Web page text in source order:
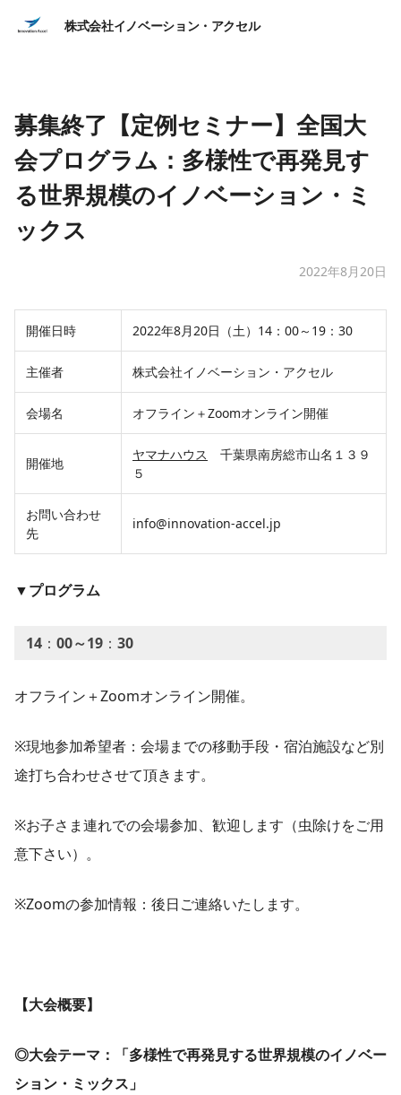
株式会社イノベーション・アクセル
募集終了【定例セミナー】全国大
会プログラム：多様性で再発見す
る世界規模のイノベーション・ミ
ックス
2022年8月20日
開催日時 2022年8月20日（土）14：00～19：30
主催者 株式会社イノベーション・アクセル
会場名 オフライン＋Zoomオンライン開催
開催地
ヤマナハウス
千葉県南房総市山名１３９
５
お問い合わせ
先
info@innovation-accel.jp
▼プログラム
14： 00～19： 30
オフライン＋Zoomオンライン開催。
※現地参加希望者：会場までの移動手段・宿泊施設など別
途打ち合わせさせて頂きます。
※お子さま連れでの会場参加、歓迎します（虫除けをご用
意下さい）。
※Zoomの参加情報：後日ご連絡いたします。
【大会概要】
◎大会テーマ：「多様性で再発見する世界規模のイノベー
ション・ミックス」